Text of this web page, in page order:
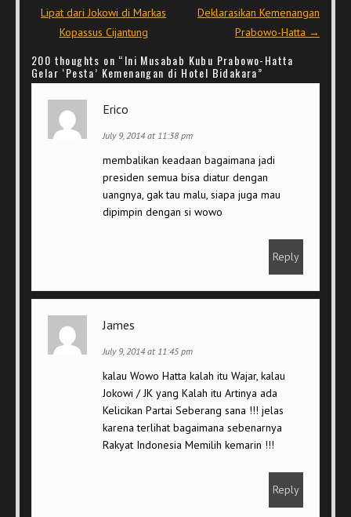
Lipat dari Jokowi di Markas
Kopassus Cijantung
Deklarasikan Kemenangan
Prabowo-Hatta →
200 thoughts on “Ini Musabab Kubu Prabowo-Hatta
Gelar ‘Pesta’ Kemenangan di Hotel Bidakara”
Erico
July 9, 2014 at 11:38 pm
membalikan keadaan bagaimana jadi
presiden semua bisa diatur dengan
uangnya, gak tau malu, siapa juga mau
dipimpin dengan si wowo
Reply
James
July 9, 2014 at 11:45 pm
kalau Wowo Hatta kalah itu Wajar, kalau
Jokowi / JK yang Kalah itu Artinya ada
Kelicikan Partai Seberang sana !!! jelas
karena terlihat bagaimana sebenarnya
Rakyat Indonesia Memilih kemarin !!!
Reply